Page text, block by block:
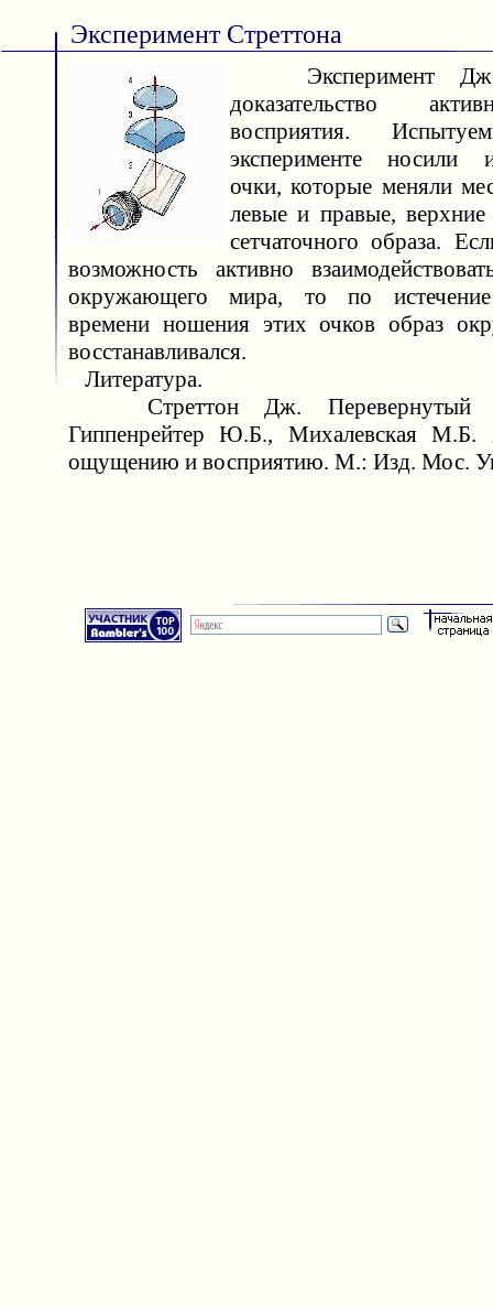
Эксперимент Стреттона
Эксперимент Дж.
доказательство
восприятия.
эксперименте носили
очки, которые меняли
левые и правые,
сетчаточного образа.
возможность активно
окружающего мира, то по истечение
времени ношения этих очков образ
восстанавливался.
Литература.
Стреттон Дж. Перевернутый
Гиппенрейтер Ю.Б., Михалевская М.Б.
ощущению и восприятию. М.: Изд. Мос.